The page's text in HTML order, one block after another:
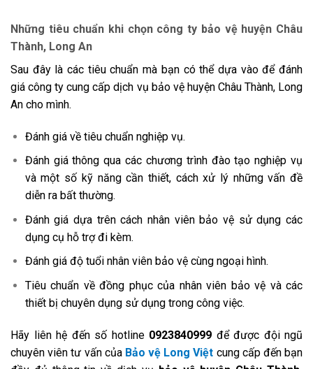
Những tiêu chuẩn khi chọn công ty bảo vệ huyện Châu
Thành, Long An
Sau đây là các tiêu chuẩn mà bạn có thể dựa vào để đánh
giá công ty cung cấp dịch vụ bảo vệ huyện Châu Thành, Long
An cho mình.
Đánh giá về tiêu chuẩn nghiệp vụ.
Đánh giá thông qua các chương trình đào tạo nghiệp vụ
và một số kỹ năng cần thiết, cách xử lý những vấn đề
diễn ra bất thường.
Đánh giá dựa trên cách nhân viên bảo vệ sử dụng các
dụng cụ hỗ trợ đi kèm.
Đánh giá độ tuổi nhân viên bảo vệ cùng ngoại hình.
Tiêu chuẩn về đồng phục của nhân viên bảo vệ và các
thiết bị chuyên dụng sử dụng trong công việc.
Hãy liên hệ đến số hotline 0923840999 để được đội ngũ
chuyên viên tư vấn củaBảo vệ Long Việt cung cấp đến bạn